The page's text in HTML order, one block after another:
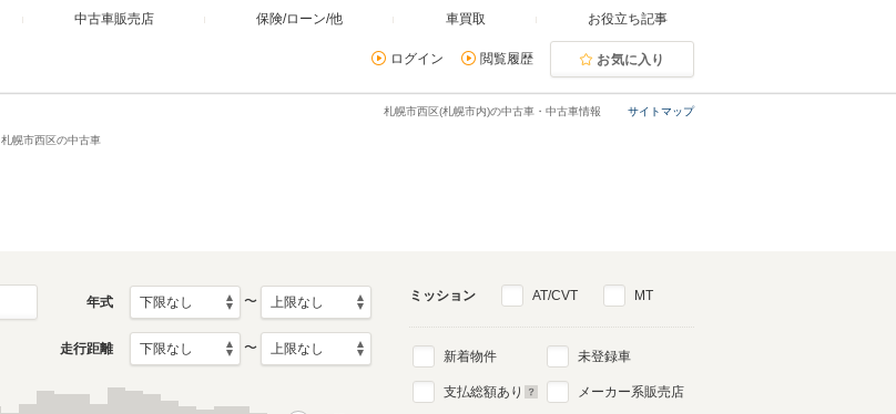
中古車販売店 保険/ローン/他 車買取 お役立ち記事
ログイン 閲覧履歴 お気に入り
サイトマップ
札幌市西区(札幌市内)の中古車・中古車情報
札幌市西区の中古車
年式 〜
走行距離 〜
ミッション AT/CVT MT
新着物件
支払総額あり
未登録車
メーカー系販売店